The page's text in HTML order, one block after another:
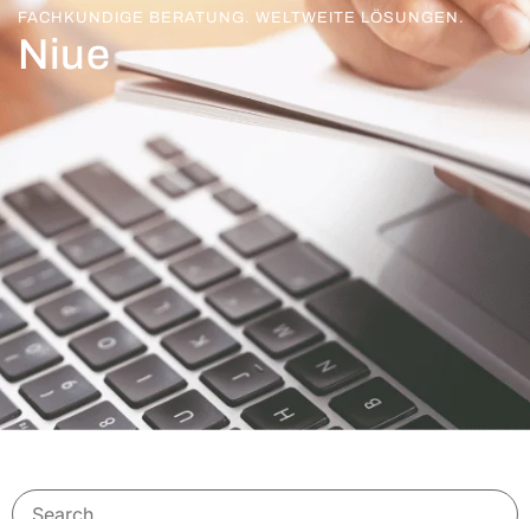
FACHKUNDIGE BERATUNG. WELTWEITE LÖSUNGEN.
Niue